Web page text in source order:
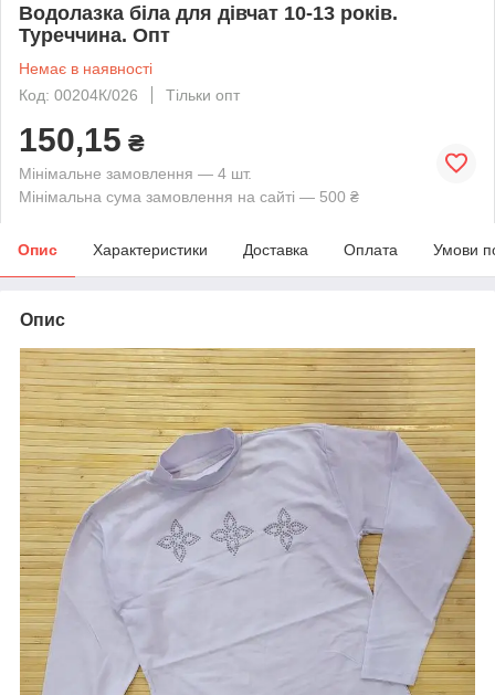
Водолазка біла для дівчат 10-13 років.
Туреччина. Опт
Немає в наявності
Код: 00204К/026
Тільки опт
150,15 ₴
Мінімальне замовлення — 4 шт.
Мінімальна сума замовлення на сайті — 500 ₴
Опис Характеристики Доставка Оплата Умови
Опис